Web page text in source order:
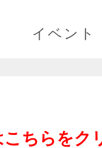
イベント
ちらを